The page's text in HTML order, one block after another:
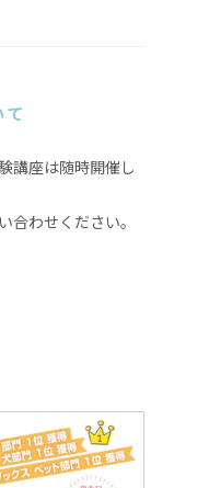
講座は随時開催し
合わせください。